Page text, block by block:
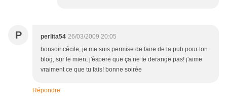
P perlita54 26/03/2009 20:05
bonsoir cécile, je me suis permise de faire de la pub pour ton
blog, sur le mien, j'èspere que ça ne te derange pas! j'aime
vraiment ce que tu fais! bonne soirée
Répondre